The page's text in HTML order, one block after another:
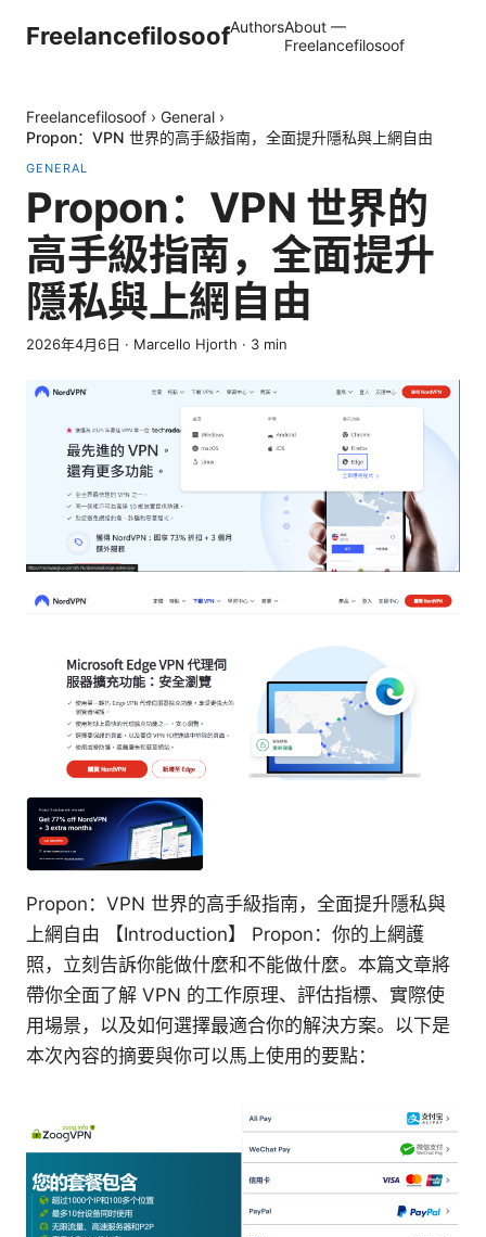
FreelancefilosoofAuthorsAbout —
Freelancefilosoof
Freelancefilosoof › General ›
Propon：VPN 世界的高手級指南，全面提升隱私與上網自由
GENERAL
Propon：VPN 世界的
高手級指南，全面提升
隱私與上網自由
2026年4月6日 · Marcello Hjorth · 3 min
Propon：VPN 世界的高手級指南，全面提升隱私與
上網自由 【Introduction】 Propon：你的上網護
照，立刻告訴你能做什麼和不能做什麼。本篇文章將
帶你全面了解 VPN 的工作原理、評估指標、實際使
用場景，以及如何選擇最適合你的解決方案。以下是
本次內容的摘要與你可以馬上使用的要點：